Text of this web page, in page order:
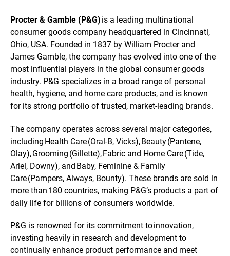
Procter & Gamble (P&G) is a leading multinational
consumer goods company headquartered in Cincinnati,
Ohio, USA. Founded in 1837 by William Procter and
James Gamble, the company has evolved into one of the
most influential players in the global consumer goods
industry. P&G specializes in a broad range of personal
health, hygiene, and home care products, and is known
for its strong portfolio of trusted, market-leading brands.
The company operates across several major categories,
including Health Care (Oral-B, Vicks), Beauty (Pantene,
Olay), Grooming (Gillette), Fabric and Home Care (Tide,
Ariel, Downy), and Baby, Feminine & Family
Care (Pampers, Always, Bounty). These brands are sold in
more than 180 countries, making P&G’s products a part of
daily life for billions of consumers worldwide.
P&G is renowned for its commitment to innovation,
investing heavily in research and development to
continually enhance product performance and meet